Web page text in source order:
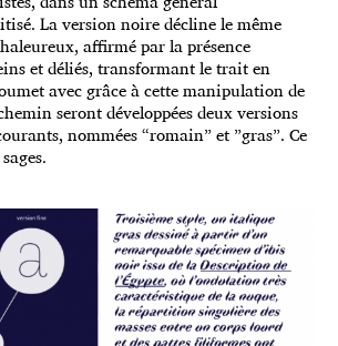
La version noire décline le même
affirmé par la présence
et déliés, transformant le trait en
avec grâce à cette manipulation de
seront développées deux versions
nommées “romain” et ”gras”. Ce